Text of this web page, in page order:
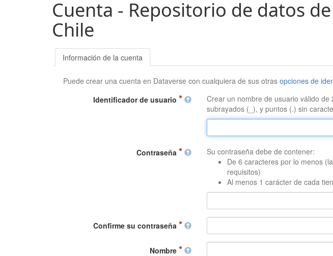
Cuenta - Repositorio de datos
Chile
Información de la cuenta
Puede crear una cuenta en Dataverse con cualquiera de sus otrasopciones de
Identificador de usuario
Crear un nombre de usuario válido
subrayados (_), y puntos (.) sin
Contraseña
Su contraseña debe de contener:
De 6 caracteres por lo menos
requisitos)
Al menos 1 carácter de cada
Confirme su contraseña
Nombre